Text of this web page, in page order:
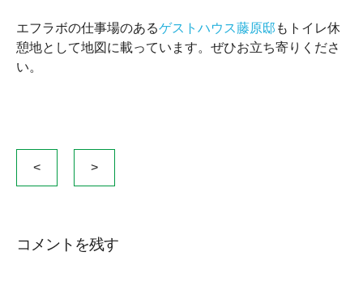
エフラボの仕事場のあるゲストハウス藤原邸 もトイレ休
憩地として地図に載っています。ぜひお立ち寄りくださ
い。
稿
ゲ
< >
コメントを残す